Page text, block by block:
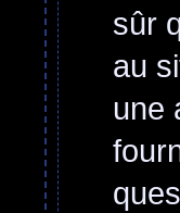
sûr
au
une